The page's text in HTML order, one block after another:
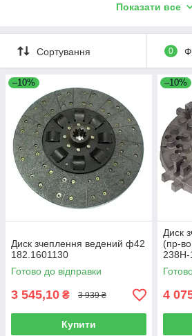
внутрішнього згоряння. Безперебійне
зниження швидкості автомобіля аж до
Купуючи комплект зчеплення МАЗ, ви
найвищій якості продукції, яка
цінами. Комплекти зчеплення МАЗ
довговічністю. Диск зчеплення МАЗ
стандартам, що підтверджують наявні
сертифікати.
ТОВ «ВВ-ТАЙМ», а саме інтернет-
пропонує широкий спектр різних
на Мінському автомобільному заводі.
якість реалізованої нами продукції.
Показати все
Сортування 0
–10%
Диск зчеплення ведений ф42
182.1601130
Готово до відправки
3 545,10 ₴ 3 939 ₴
Купити
–10%
Диск
(пр-
238Н-
4